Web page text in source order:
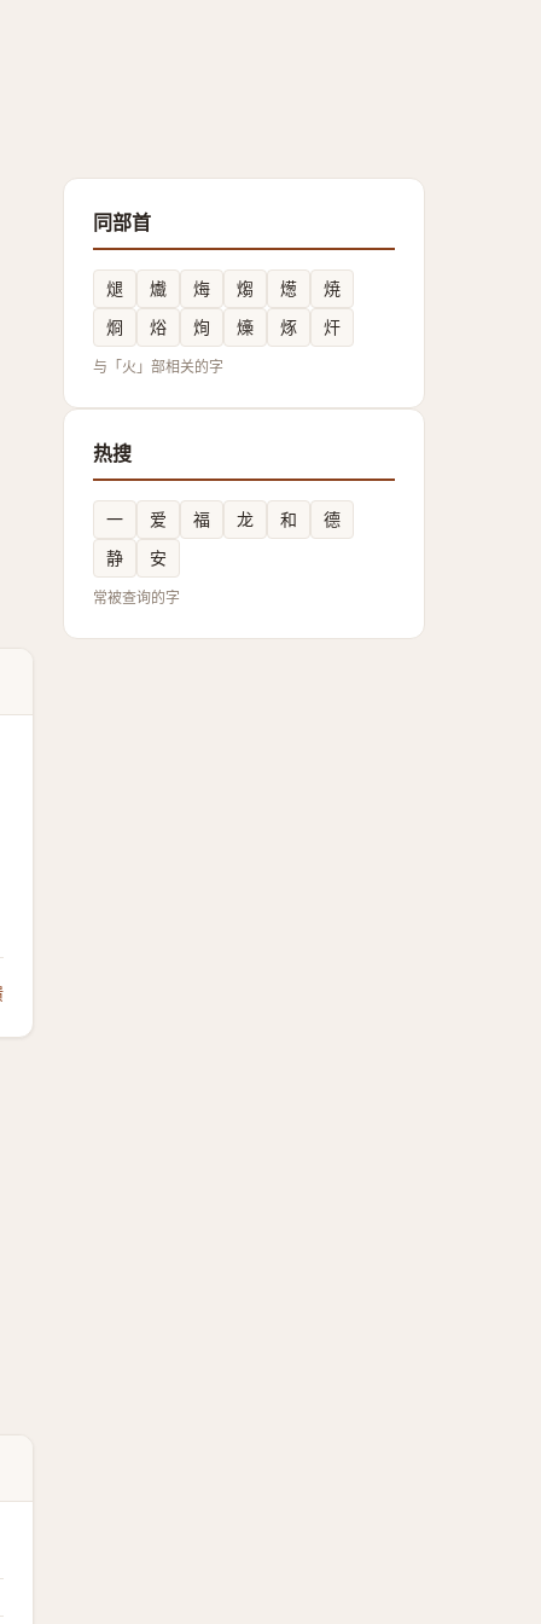
同部首
煺 㸍 烸 煼 燪
焼
烱
焀 㶷 燺 烼 㶥
与「火」部相关的字
热搜
一 爱 福 龙 和
德
静
安
常被查询的字